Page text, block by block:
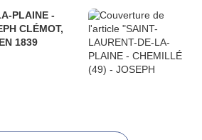
PLAINE -
CLÉMOT,
1839